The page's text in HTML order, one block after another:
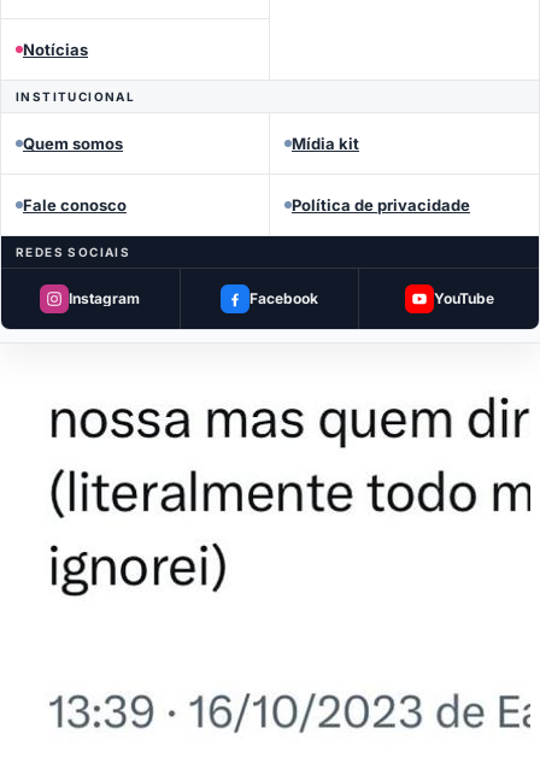
Notícias
INSTITUCIONAL
Quem somos Mídia kit
Fale conosco Política de privacidade
REDES SOCIAIS
Instagram Facebook YouTube
Perrengue Mato Grosso